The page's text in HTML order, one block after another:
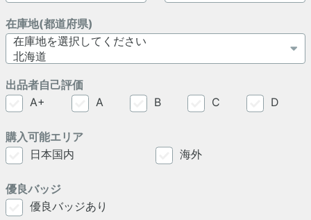
在庫地(都道府県)
出品者自己評価
A+
A B C D
購入可能エリア
日本国内
海外
優良バッジ
優良バッジあり